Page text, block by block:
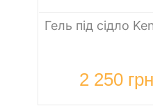
Гель під сідло
2 250 грн